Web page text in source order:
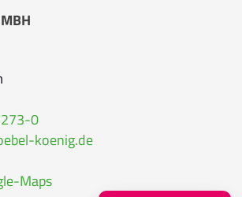
0
koenig.de
Maps
ein Datum ab übermorgen